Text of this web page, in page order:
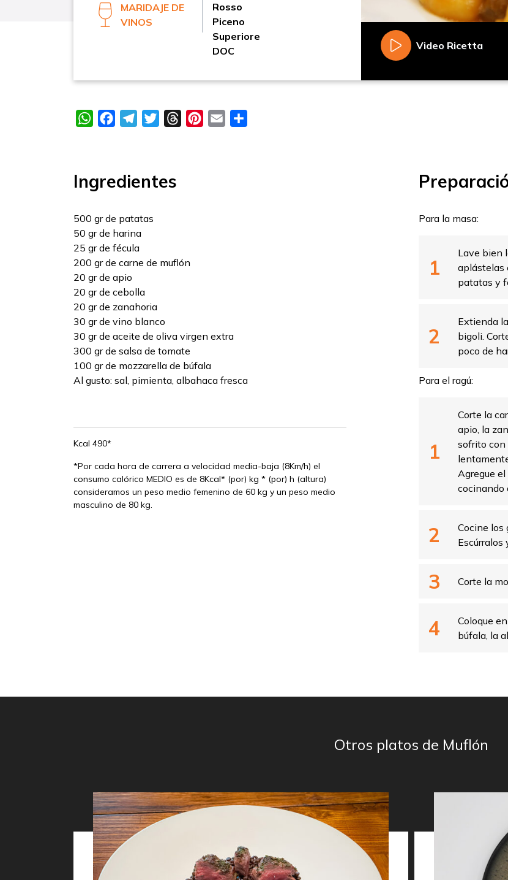
Video Ricetta
MARIDAJE DE
VINOS
Rosso
Piceno
Superiore
DOC
WhatsAppFacebookTelegramTwitterThreadsPinterest
Email
Ingredientes
500 gr de patatas
50 gr de harina
25 gr de fécula
200 gr de carne de muflón
20 gr de apio
20 gr de cebolla
20 gr de zanahoria
30 gr de vino blanco
30 gr de aceite de oliva virgen extra
300 gr de salsa de tomate
100 gr de mozzarella de búfala
Al gusto: sal, pimienta, albahaca fresca
Kcal 490*
*Por cada hora de carrera a velocidad media-baja (8Km/h) el
consumo calórico MEDIO es de 8Kcal* (por) kg * (por) h (altura)
consideramos un peso medio femenino de 60 kg y un peso medio
masculino de 80 kg.
Para la masa:
Lave bien
aplástelas
patatas y
Extienda
bigoli.
poco de
Para el ragú:
Corte la
apio, la
sofrito con
Agregue
cocinando
Cocine los
Escúrralos
Corte la
Coloque
búfala, la
Otros platos de Muflón